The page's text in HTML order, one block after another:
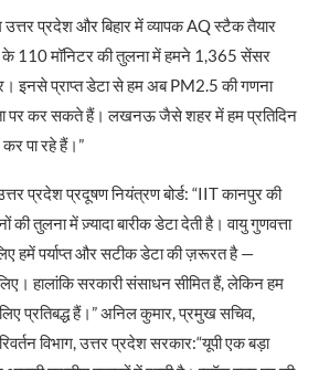
प्रदेश और बिहार में व्यापक AQ स्टैक तैयार
के 110 मॉनिटर की तुलना में हमने 1,365 सेंसर
इनसे प्राप्त डेटा से हम अब PM2.5 की गणना
पर कर सकते हैं। लखनऊ जैसे शहर में हम प्रतिदिन
पा रहे हैं।”
प्रदेश प्रदूषण नियंत्रण बोर्ड: “IIT कानपुर की
तुलना में ज़्यादा बारीक डेटा देती है। वायु गुणवत्ता
हमें पर्याप्त और सटीक डेटा की ज़रूरत है —
हालांकि सरकारी संसाधन सीमित हैं, लेकिन हम
प्रतिबद्ध हैं।” अनिल कुमार, प्रमुख सचिव,
विभाग, उत्तर प्रदेश सरकार:“यूपी एक बड़ा